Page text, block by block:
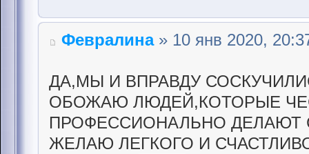
Февралина» 10 янв 2020,
ДА,МЫ И ВПРАВДУ
ОБОЖАЮ ЛЮДЕЙ,КОТОРЫЕ
ПРОФЕССИОНАЛЬНО ДЕЛАЮТ
ЖЕЛАЮ ЛЕГКОГО И